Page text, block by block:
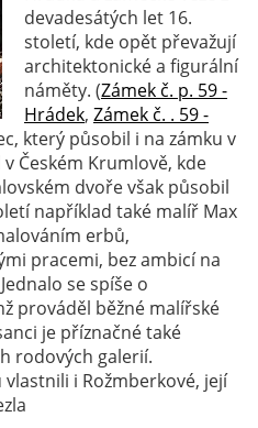
devadesátých let 16.
století, kde opět převažují
architektonické a figurální
náměty. (Zámek č. p. 59 -
Hrádek, Zámek č. . 59 -
který působil i na zámku v
Českém Krumlově, kde
dvoře však působil
například také malíř Max
erbů,
pracemi, bez ambicí na
se spíše o
prováděl běžné malířské
je příznačné také
rodových galerií.
i Rožmberkové, její